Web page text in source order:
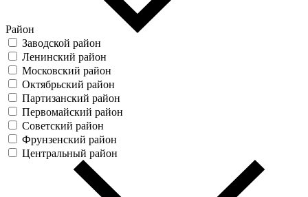
Район
Заводской район
Ленинский район
Московский район
Октябрьский район
Партизанский район
Первомайский район
Советский район
Фрунзенский район
Центральный район